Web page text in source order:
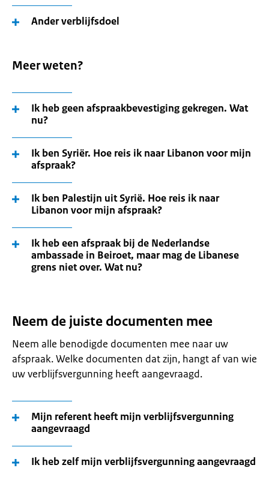
Ander verblijfsdoel
Meer weten?
Ik heb geen afspraakbevestiging gekregen. Wat
nu?
Ik ben Syriër. Hoe reis ik naar Libanon voor mijn
afspraak?
Ik ben Palestijn uit Syrië. Hoe reis ik naar
Libanon voor mijn afspraak?
Ik heb een afspraak bij de Nederlandse
ambassade in Beiroet, maar mag de Libanese
grens niet over. Wat nu?
Neem de juiste documenten mee
Neem alle benodigde documenten mee naar uw
afspraak. Welke documenten dat zijn, hangt af van wie
uw verblijfsvergunning heeft aangevraagd.
Mijn referent heeft mijn verblijfsvergunning
aangevraagd
Ik heb zelf mijn verblijfsvergunning aangevraagd